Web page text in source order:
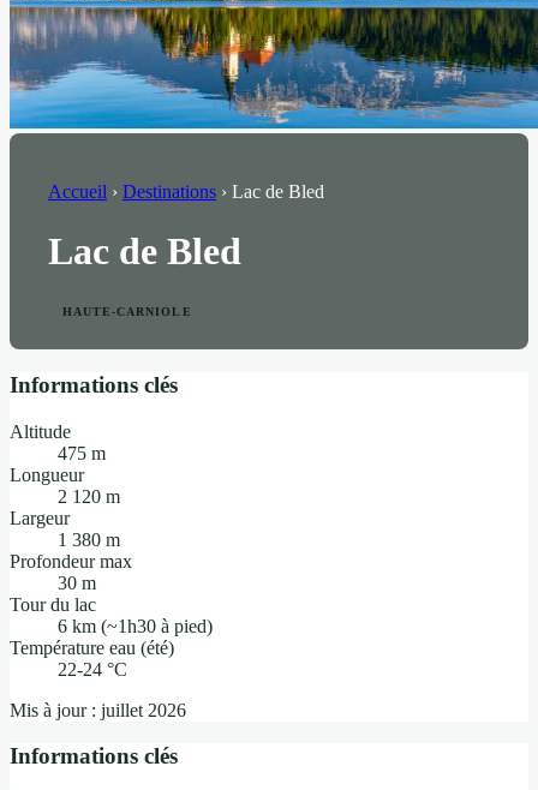
Accueil › Destinations › Lac de Bled
Lac de Bled
HAUTE-CARNIOLE
Informations clés
Altitude
475 m
Longueur
2 120 m
Largeur
1 380 m
Profondeur max
30 m
Tour du lac
6 km (~1h30 à pied)
Température eau (été)
22-24 °C
Mis à jour : juillet 2026
Informations clés